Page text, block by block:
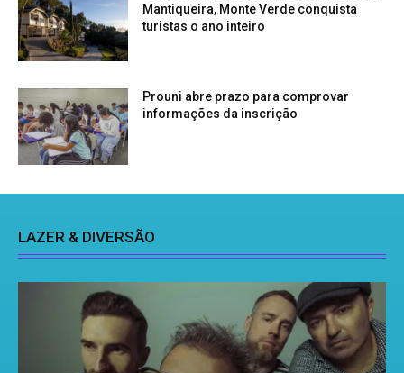
Mantiqueira, Monte Verde conquista
turistas o ano inteiro
Prouni abre prazo para comprovar
informações da inscrição
LAZER & DIVERSÃO